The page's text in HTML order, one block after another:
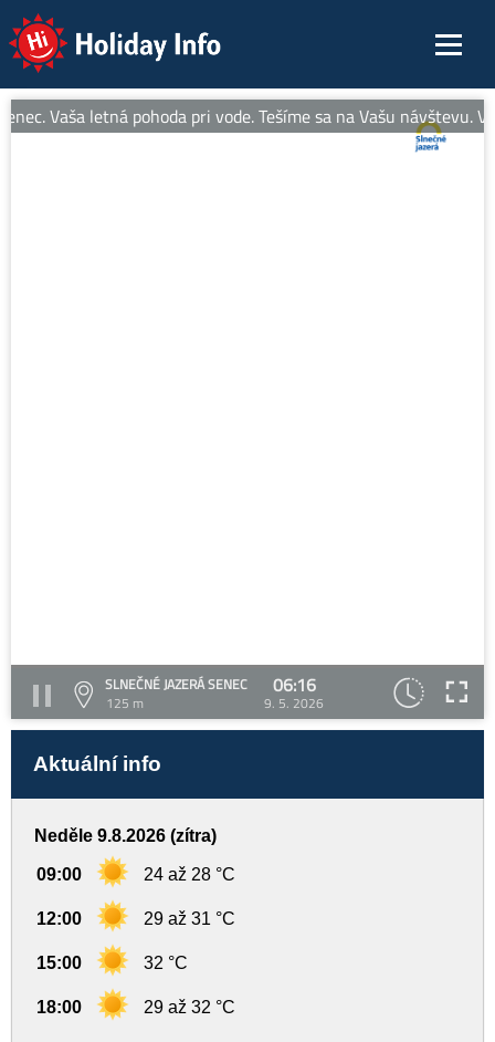
Holiday Info
Vaša letná pohoda pri vode. Tešíme sa na Vašu návštevu.
SLNEČNÉ JAZERÁ SENEC
125 m
06:16
9. 5. 2026
Aktuální info
Neděle 9.8.2026 (zítra)
09:00 24 až 28 °C
12:00 29 až 31 °C
15:00 32 °C
18:00 29 až 32 °C